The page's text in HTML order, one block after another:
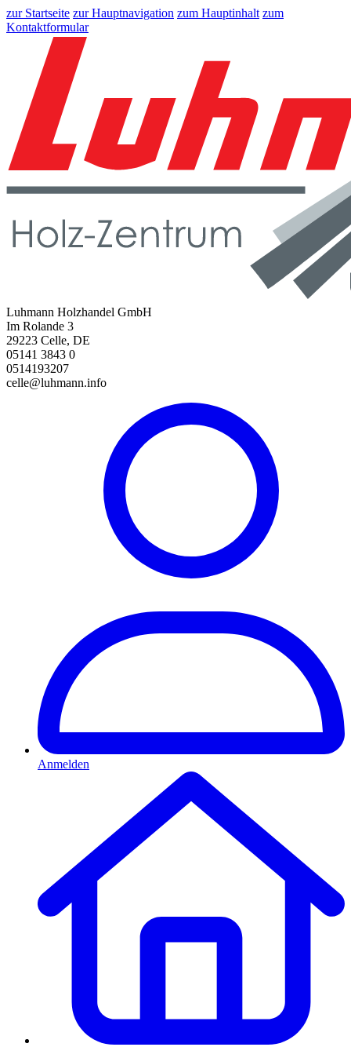
zur Startseite zur Hauptnavigation zum Hauptinhalt zum
Kontaktformular
Luhmann Holzhandel GmbH
Im Rolande 3
29223 Celle, DE
05141 3843 0
0514193207
celle@luhmann.info
Anmelden